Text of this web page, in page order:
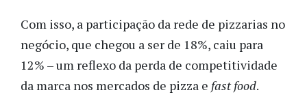
Com isso, a participação da rede de pizzarias no
negócio, que chegou a ser de 18%, caiu para
12% – um reflexo da perda de competitividade
da marca nos mercados de pizza e fast food.